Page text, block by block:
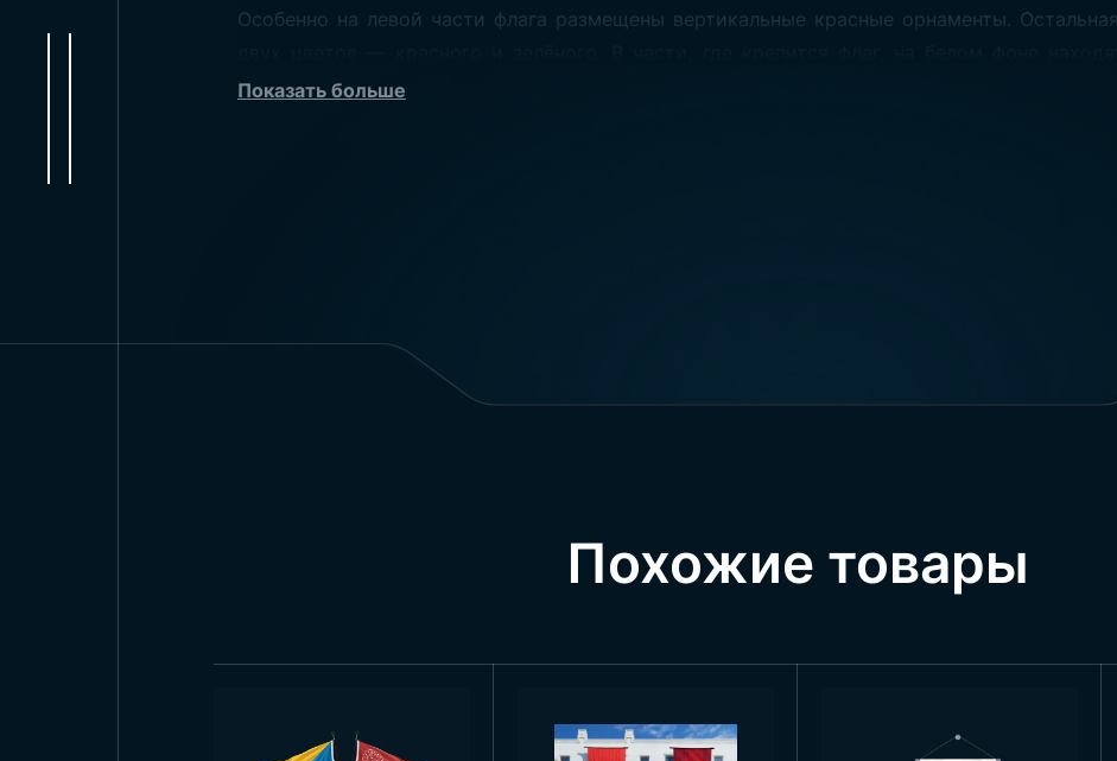
Размер:-
Особенно на левой части флага размещены вертикальные красные орнаменты.
узоры. Красный цвет, как и можно было бы предположить, символизирует кровь солдат,
этих фиксированных размерах. В нашей стране официальный флаг Беларуси не
Поэтому его применение ограничено территорией соответствующего государства.
флага в Беларуси происходит на максимальном уровне. Ежегодно в страну приезжают
Таким образом, посещая Беларусь из Турции или других стран, можно заметить, что флаг
торговых центрах, медицинских учреждениях, гостиницах и роскошных резиденциях.
Показать больше
Похожие товары